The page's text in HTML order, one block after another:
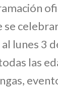
se
lunes 3
las